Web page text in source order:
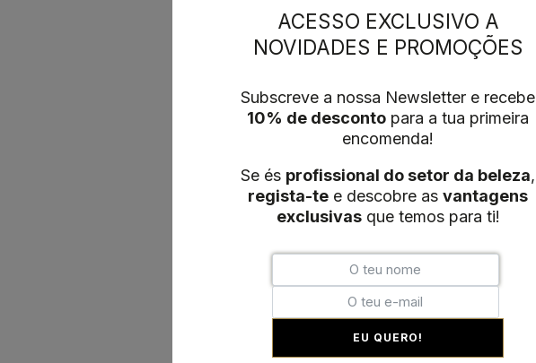
ACESSO EXCLUSIVO A
NOVIDADES E PROMOÇÕES
Subscreve a nossa Newsletter e recebe
10% de desconto para a tua primeira
encomenda!
Se és profissional do setor da beleza,
regista-te e descobre as vantagens
exclusivasque temos para ti!
EU QUERO!